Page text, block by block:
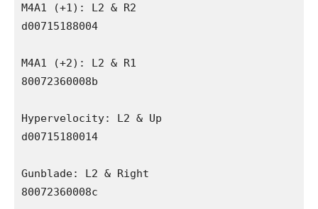
M4A1 (+1): L2 & R2
d00715188004
M4A1 (+2): L2 & R1
80072360008b
Hypervelocity: L2 & Up
d00715180014
Gunblade: L2 & Right
80072360008c